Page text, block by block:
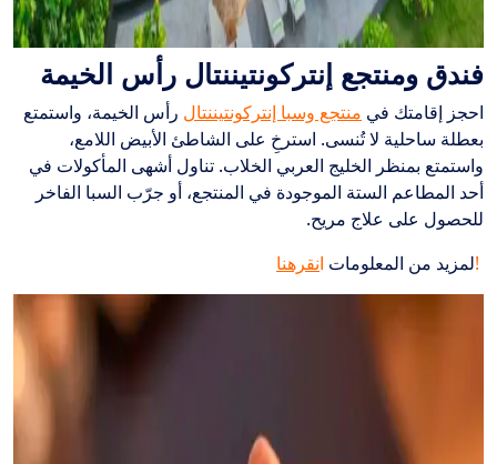
فندق ومنتجع إنتركونتيننتال رأس الخيمة
احجز إقامتك في منتجع وسبا إنتركونتيننتال رأس الخيمة، واستمتع
بعطلة ساحلية لا تُنسى. استرخِ على الشاطئ الأبيض اللامع،
واستمتع بمنظر الخليج العربي الخلاب. تناول أشهى المأكولات في
أحد المطاعم الستة الموجودة في المنتجع، أو جرّب السبا الفاخر
للحصول على علاج مريح.
!لمزيد من المعلومات انقرهنا